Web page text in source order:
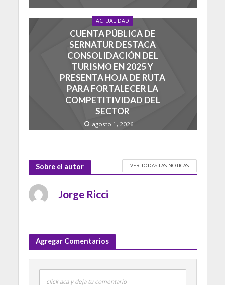
ACTUALIDAD
CUENTA PÚBLICA DE
SERNATUR DESTACA
CONSOLIDACIÓN DEL
TURISMO EN 2025 Y
PRESENTA HOJA DE RUTA
PARA FORTALECER LA
COMPETITIVIDAD DEL
SECTOR
agosto 1, 2026
Sobre el autor VER TODAS LAS NOTICAS
Jorge Ricci
Agregar Comentarios
click aca y deja tu comentario